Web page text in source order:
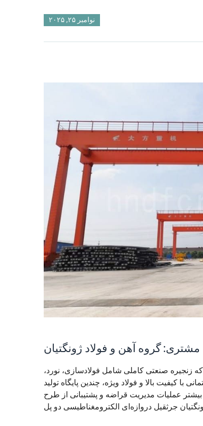
نوامبر ۲۵, ۲۰۲۵
مشتری: گروه آهن و فولاد ژونگتیان
زنجیره صنعتی کاملی شامل فولادسازی، نورد،
با کیفیت بالا و فولاد ویژه، چندین پایگاه تولید
عملیات مدیریت قراضه و پشتیبانی از طرح